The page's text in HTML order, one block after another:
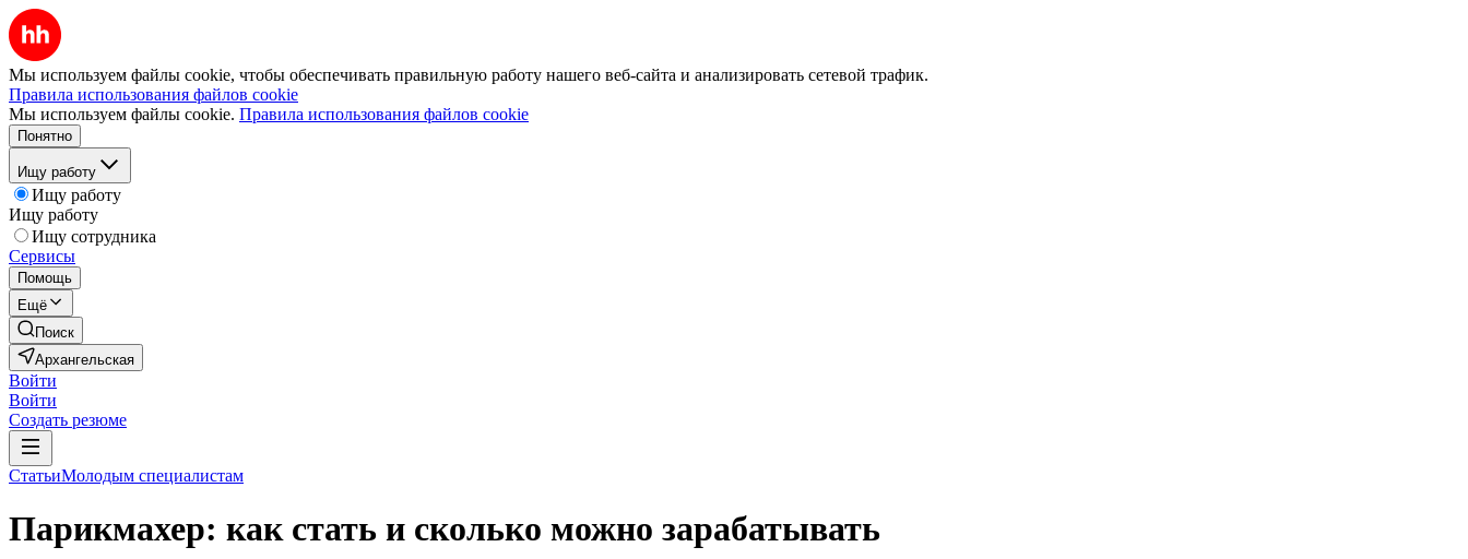
Мы используем файлы cookie, чтобы обеспечивать правильную работу нашего веб-сайта и анализировать сетевой трафик.
Правила использования файлов cookie
Мы используем файлы cookie. Правила использования файлов cookie
Понятно
Ищу работу
Ищу работу
Ищу работу
Ищу сотрудника
Сервисы
Помощь
Ещё
Поиск
Архангельская
Войти
Войти
Создать резюме
СтатьиМолодым специалистам
Парикмахер: как стать и сколько можно зарабатывать